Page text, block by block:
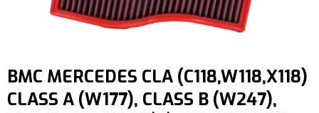
BMC MERCEDES CLA (C118,W118,X118)
CLASS A (W177), CLASS B (W247),